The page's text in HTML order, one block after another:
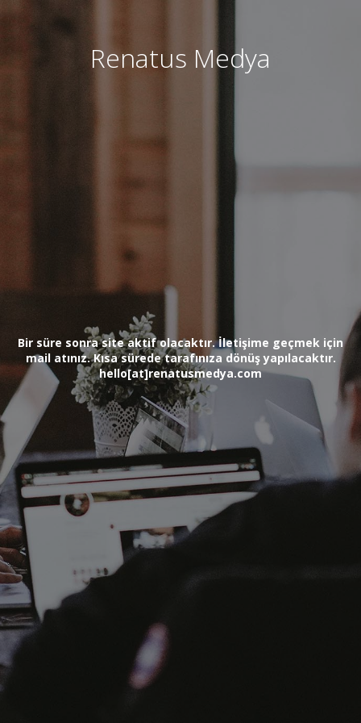
Renatus Medya
Bir süre sonra site aktif olacaktır. İletişime geçmek için
mail atınız. Kısa sürede tarafınıza dönüş yapılacaktır.
hello[at]renatusmedya.com